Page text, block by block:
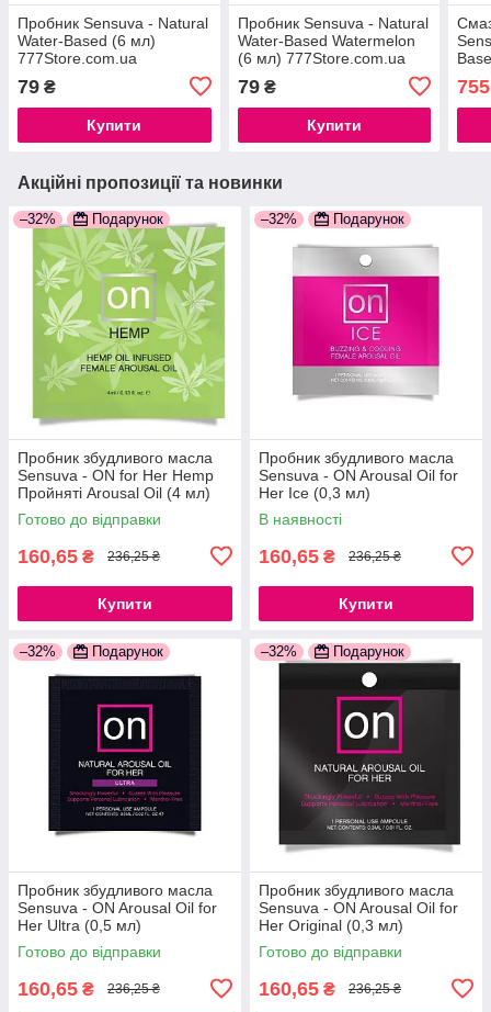
Пробник Sensuva - Natural
Water-Based (6 мл)
777Store.com.ua
79 ₴
Купити
Пробник Sensuva - Natural
Water-Based Watermelon
(6 мл) 777Store.com.ua
79₴
Купити
Акційні пропозиції та новинки
–32% Подарунок
Пробник збудливого масла
Sensuva - ON for Her Hemp
Пройняті Arousal Oil (4 мл)
777Store.com.ua
Готово до відправки
160,65 ₴ 236,25 ₴
Купити
–32% Подарунок
Пробник збудливого масла
Sensuva - ON Arousal Oil for
Her Ice (0,3 мл)
777Store.com.ua
В наявності
160,65 ₴ 236,25 ₴
Купити
–32% Подарунок
Пробник збудливого масла
Sensuva - ON Arousal Oil for
Her Ultra (0,5 мл)
777Store.com.ua
Готово до відправки
160,65 ₴ 236,25 ₴
–32% Подарунок
Пробник збудливого масла
Sensuva - ON Arousal Oil for
Her Original (0,3 мл)
777Store.com.ua
Готово до відправки
160,65 ₴ 236,25 ₴